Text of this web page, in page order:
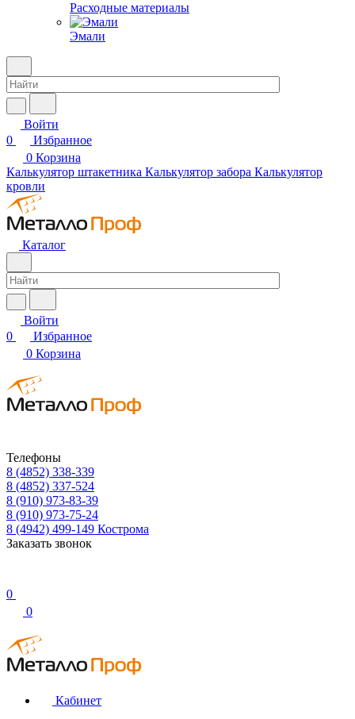
Расходные материалы
Эмали
Войти
0
Избранное
0 Корзина
Калькулятор штакетника Калькулятор забора Калькулятор
кровли
Каталог
Войти
0
Избранное
0 Корзина
Телефоны
8 (4852) 338-339
8 (4852) 337-524
8 (910) 973-83-39
8 (910) 973-75-24
8 (4942) 499-149 Кострома
Заказать звонок
0
0
Кабинет